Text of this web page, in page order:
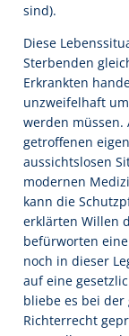
sind).
Diese
Sterbenden
Erkrankten
unzweifelhaft
werden müssen.
getroffenen
aussichtslosen
modernen
kann die
erklärten Willen
befürworten
noch in dieser
auf eine
bliebe es bei
Richterrecht